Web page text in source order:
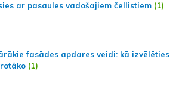
ar pasaules vadošajiem čellistiem (1)
fasādes apdares veidi: kā izvēlēties
(1)